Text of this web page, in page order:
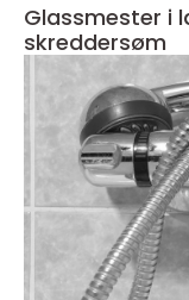
Glassmester i
skreddersøm